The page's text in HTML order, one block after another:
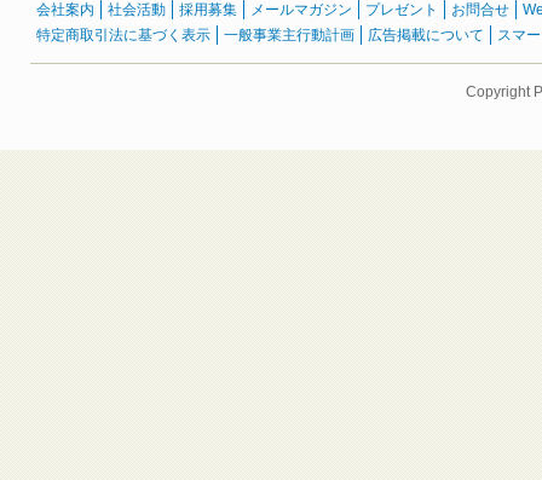
会社案内 社会活動 採用募集 メールマガジン プレゼント お問合せ
特定商取引法に基づく表示
一般事業主行動計画 広告掲載について スマ
Copyright